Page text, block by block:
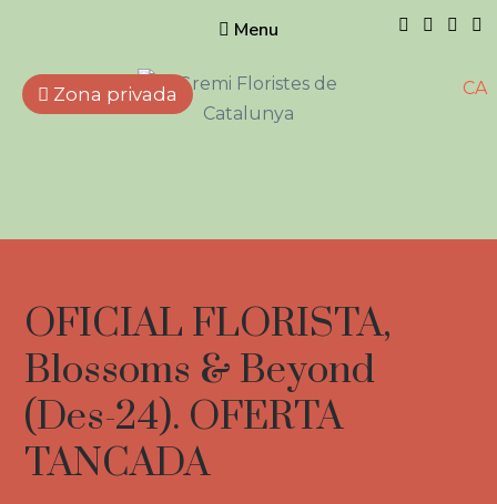
Menu
Empreses que treballen
complementaris i afins.
CA
Zona privada
OFICIAL FLORISTA,
Blossoms & Beyond
(Des-24). OFERTA
TANCADA